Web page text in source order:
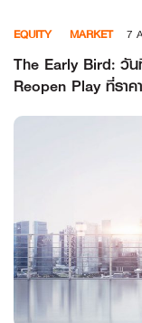
content
EQUITY MARKET 7
The Early Bird: วั
Reopen Play ที่รา